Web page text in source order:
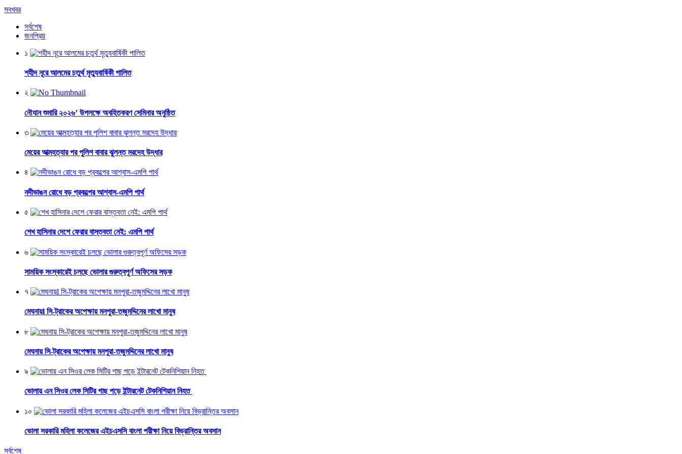
সবখবর
সর্বশেষ
জনপ্রিয়
১
শহীদ নূরে আলমের চতুর্থ মৃত্যুবার্ষিকী পালিত
২
নৌযান শুমারি ২০২৬’ উপলক্ষে অবহিতকরণ সেমিনার অনুষ্ঠিত
৩
মেয়ের আত্মহত্যার পর পুলিশ বাবার ঝুলন্ত মরদেহ উদ্ধার
৪
নদীভাঙন রোধে বড় প্রকল্পের আশ্বাস-এমপি পার্থ
৫
শেখ হাসিনার দেশে ফেরার বাস্তবতা নেই: এমপি পার্থ
৬
সাময়িক সংস্কারেই চলছে ভোলার গুরুত্বপূর্ণ অফিসের সড়ক
৭
মেঘনায়l সি-ট্রাকের অপেক্ষায় মনপুরা-তজুমদ্দিনের লাখো মানুষ
৮
মেঘনায় সি-ট্রাকের অপেক্ষায় মনপুরা-তজুমদ্দিনের লাখো মানুষ
৯
ভোলায় এন সিওর লেক সিটির গাছ পড়ে ইন্টারনেট টেকনিশিয়ান নিহত
১০
ভোলা সরকারি মহিলা কলেজের এইচএসসি বাংলা পরীক্ষা নিয়ে বিভ্রান্তির অবসান
সর্বশেষ